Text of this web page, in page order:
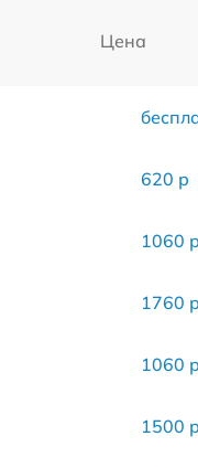
Цена
620 р
1060 р
1760 р
1060 р
1500 р